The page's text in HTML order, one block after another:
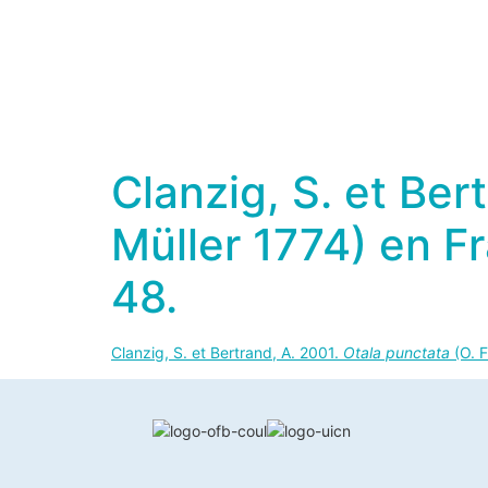
Clanzig, S. et
Müller 1774) en
48.
Clanzig, S. et Bertrand, A. 2001. Otala punctata (O.